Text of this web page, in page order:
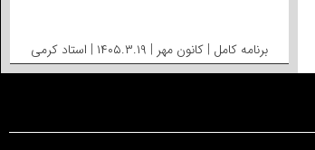
برنامه کامل | کانون مهر | ۱۴۰۵.۳.۱۹ | استاد کرمی